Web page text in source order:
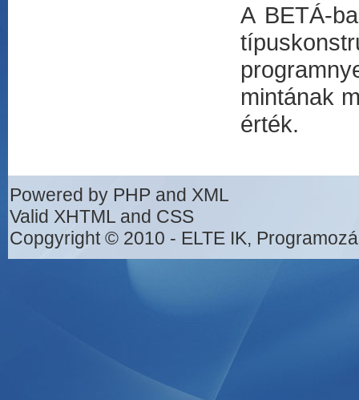
A BETÁ-
mintának
érték.
Powered by PHP and XML
Valid XHTML and CSS
Copgyright © 2010 - ELTE IK,